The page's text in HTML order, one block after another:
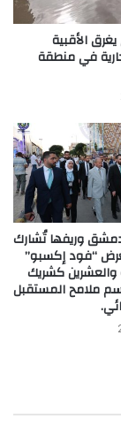
الأقبية
في منطقة
وريفها تُشارك
“فود إكسبو”
والعشرين كشريك
ملامح المستقبل